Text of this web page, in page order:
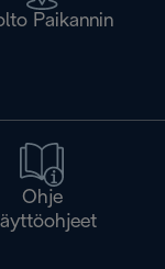
Paikannin
Ohje